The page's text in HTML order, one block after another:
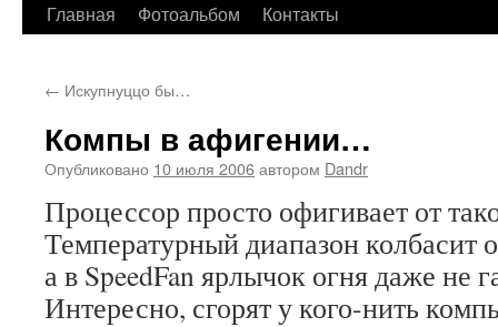
Перейти
содержимому
Главная Фотоальбом Контакты
← Искупнуццо бы…
Компы в афигении…
Опубликовано 10 июля 2006автором Dandr
Процессор просто офигивает от
Температурный диапазон колбасит
а в SpeedFan ярлычок огня даже не
Интересно, сгорят у кого-нить